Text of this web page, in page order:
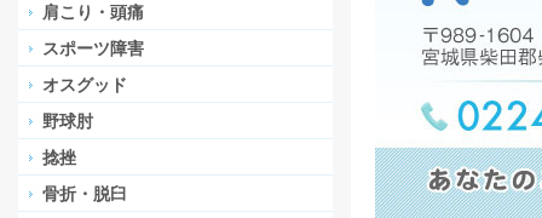
肩こり・頭痛
スポーツ障害
オスグッド
野球肘
捻挫
骨折・脱臼